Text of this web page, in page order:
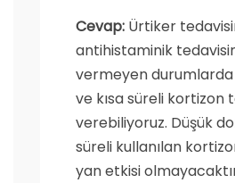
Cevap: Ürtiker
antihistaminik
vermeyen durumlarda
ve kısa süreli kortizon
verebiliyoruz. Düşük
süreli kullanılan
yan etkisi